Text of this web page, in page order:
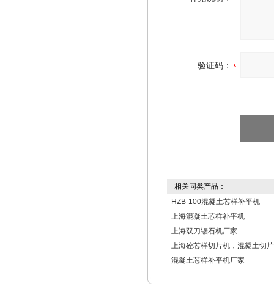
验证码：
相关同类产品：
HZB-100混凝土芯样补平机
上海混凝土芯样补平机
上海双刀锯石机厂家
上海砼芯样切片机，混凝土切
混凝土芯样补平机厂家